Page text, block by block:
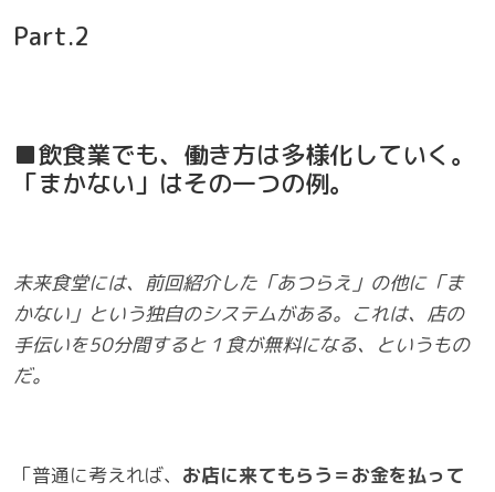
Part.2
■飲食業でも、働き方は多様化していく。
「まかない」はその一つの例。
未来食堂には、前回紹介した「あつらえ」の他に「ま
かない」という独自のシステムがある。これは、店の
手伝いを50分間すると１食が無料になる、というもの
だ。
「普通に考えれば、 お店に来てもらう＝お金を払って